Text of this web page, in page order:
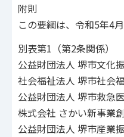
附則
この要綱は、令和5年4
別表第1（第2条関係）
公益財団法人 堺市文化
社会福祉法人 堺市社会
公益財団法人 堺市救急
株式会社 さかい新事業
公益財団法人 堺市産業